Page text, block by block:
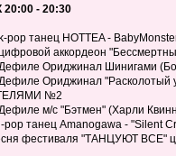
- 20:30
танец HOTTEA -
аккордеон
Ориджинал Шинигами
Ориджинал "Расколотый
№2
м/с "Бэтмен" (Харли
танец Amanogawa - "Silent
фестиваля "ТАНЦУЮТ ВСЕ"